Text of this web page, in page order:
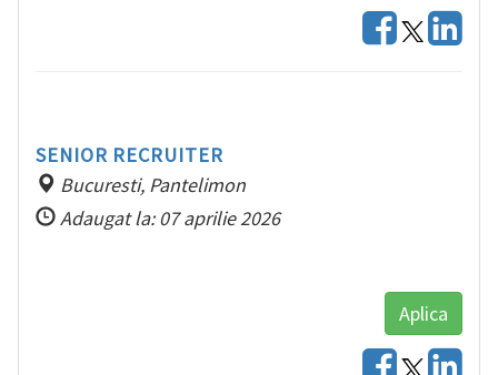
SENIOR RECRUITER
Bucuresti, Pantelimon
Adaugat la: 07 aprilie 2026
Aplica